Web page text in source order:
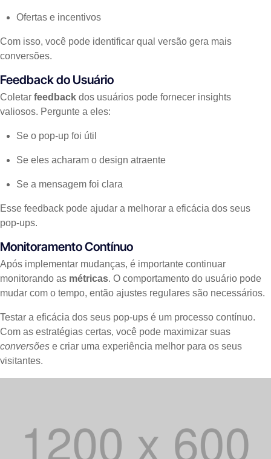
Ofertas e incentivos
Com isso, você pode identificar qual versão gera mais
conversões.
Feedback do Usuário
Coletar feedback dos usuários pode fornecer insights
valiosos. Pergunte a eles:
Se o pop-up foi útil
Se eles acharam o design atraente
Se a mensagem foi clara
Esse feedback pode ajudar a melhorar a eficácia dos seus
pop-ups.
Monitoramento Contínuo
Após implementar mudanças, é importante continuar
monitorando as métricas. O comportamento do usuário pode
mudar com o tempo, então ajustes regulares são necessários.
Testar a eficácia dos seus pop-ups é um processo contínuo.
Com as estratégias certas, você pode maximizar suas
conversões e criar uma experiência melhor para os seus
visitantes.